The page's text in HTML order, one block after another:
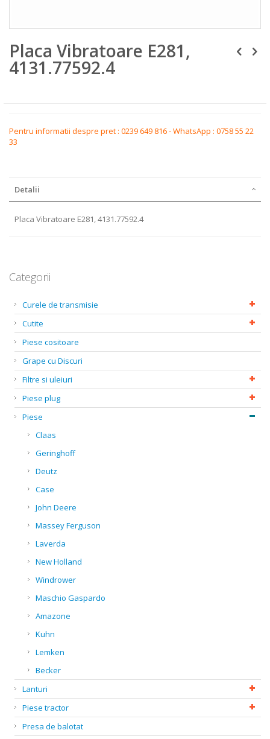
to
the
beginning
Placa Vibratoare E281,
4131.77592.4
Pentru informatii despre pret : 0239 649 816 - WhatsApp : 0758 55 22
33
Detalii
Placa Vibratoare E281, 4131.77592.4
Categorii
Curele de transmisie
Cutite
Piese cositoare
Grape cu Discuri
Filtre si uleiuri
Piese plug
Piese
Claas
Geringhoff
Deutz
Case
John Deere
Massey Ferguson
Laverda
New Holland
Windrower
Maschio Gaspardo
Amazone
Kuhn
Lemken
Becker
Lanturi
Piese tractor
Presa de balotat